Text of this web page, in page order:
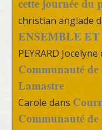
cette journée du
christian anglade
ENSEMBLE
PEYRARD Jocelyne
Communauté de
Lamastre
Carole dans
Communauté de